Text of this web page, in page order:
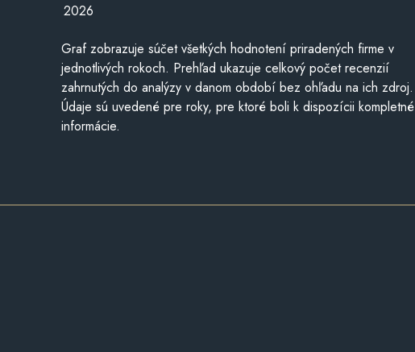
2026
Graf zobrazuje súčet všetkých hodnotení priradených firme v
jednotlivých rokoch. Prehľad ukazuje celkový počet recenzií
zahrnutých do analýzy v danom období bez ohľadu na ich zdroj.
Údaje sú uvedené pre roky, pre ktoré boli k dispozícii kompletné
informácie.